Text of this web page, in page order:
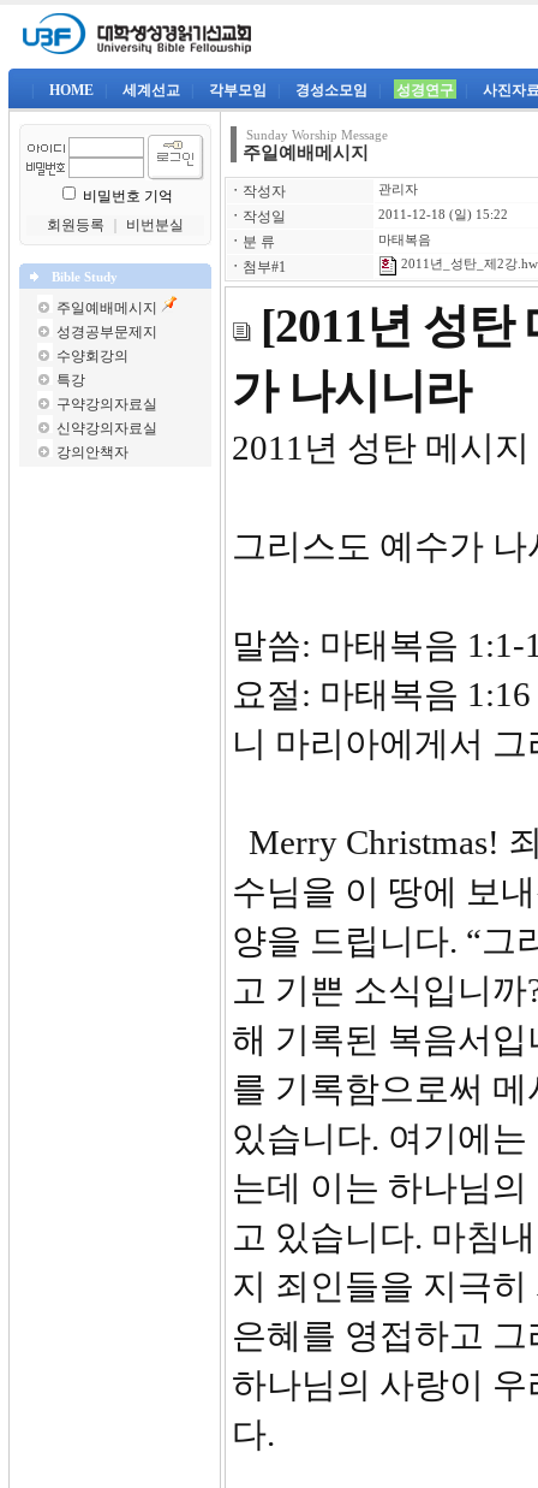
HOME 세계선교 각부모임 경성소모임 성경연구 사진자
비밀번호 기억
회원등록
비번분실
Bible Study
주일예배메시지
성경공부문제지
수양회강의
특강
구약강의자료실
신약강의자료실
강의안책자
Sunday Worship Message
주일예배메시지
ㆍ 작성자 관리자
ㆍ 작성일 2011-12-18 (일) 15:22
ㆍ 분 류 마태복음
ㆍ 첨부#1 2011년_성탄_제2강
[2011년 성탄
가 나시니라
2011년 성탄 메시지
그리스도 예수가 나
말씀: 마태복음 1:1-
요절: 마태복음
니 마리아에게서
Merry Christmas!
수님을 이 땅에 보
양을 드립니다. “그
고 기쁜 소식입니
해 기록된 복음서
를 기록함으로써
있습니다. 여기에는
는데 이는 하나님
고 있습니다. 마침
지 죄인들을 지극
은혜를 영접하고
하나님의 사랑이
다.